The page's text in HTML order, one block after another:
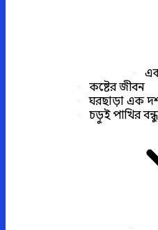
কষ্টের জীবন
ঘরছাড়া এক
চড়ুই পাখির